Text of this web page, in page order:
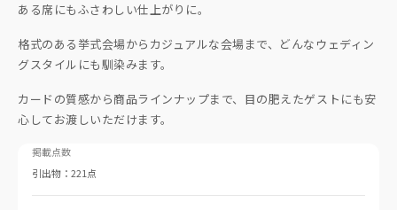
ある席にもふさわしい仕上がりに。
格式のある挙式会場からカジュアルな会場まで、どんなウェディン
グスタイルにも馴染みます。
カードの質感から商品ラインナップまで、目の肥えたゲストにも安
心してお渡しいただけます。
掲載点数
引出物：221点